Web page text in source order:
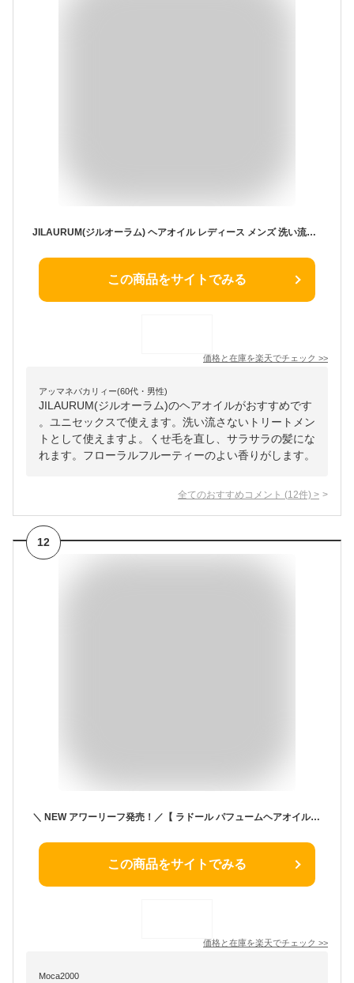
JILAURUM(ジルオーラム) ヘアオイル レディース メンズ 洗い流さないトリートメント サラサラ スタイリング 癖毛 香水 ヘアケア フローラルフルーティーの香り 艶髪 30ml
この商品をサイトでみる
価格と在庫を楽天でチェック >>
アッマネバカリィー(60代・男性)
JILAURUM(ジルオーラム)のヘアオイルがおすすめです
。ユニセックスで使えます。洗い流さないトリートメン
トとして使えますよ。くせ毛を直し、サラサラの髪にな
れます。フローラルフルーティーのよい香りがします。
全てのおすすめコメント (12件) >
12
＼ NEW アワーリーフ発売！／【 ラドール パフュームヘアオイル 30ml/80ml 】 ヘアオイル 洗い流さないトリートメント つや髪 ヘアケア ダメージケア 柑橘 シトラス ヒノキ 金木犀 キンモクセイ 香水 プレゼント ギフト 送料無料 LADOR 公式
この商品をサイトでみる
価格と在庫を楽天でチェック >>
Moca2000